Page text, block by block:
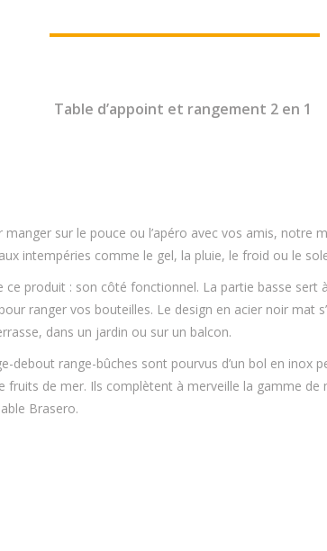
Table d’appoint et rangement 2 en 1
manger sur le pouce ou l’apéro avec vos amis, notre
intempéries comme le gel, la pluie, le froid ou le
ce produit : son côté fonctionnel. La partie basse sert
ranger vos bouteilles. Le design en acier noir mat
dans un jardin ou sur un balcon.
debout range-bûches sont pourvus d’un bol en
fruits de mer. Ils complètent à merveille la gamme
Brasero.